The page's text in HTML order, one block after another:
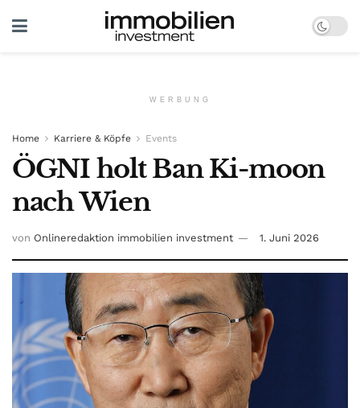
WERBUNG
Home Karriere & Köpfe Events
ÖGNI holt Ban Ki-moon
nach Wien
von Onlineredaktion immobilien investment 1. Juni 2026